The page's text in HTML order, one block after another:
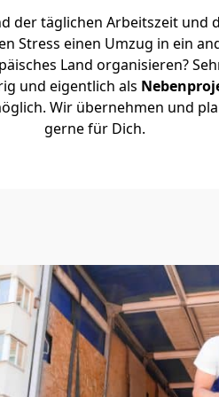
der täglichen Arbeitszeit und
Stress einen Umzug in ein
Land organisieren?
und eigentlich als
Wir übernehmen und
gerne für Dich.